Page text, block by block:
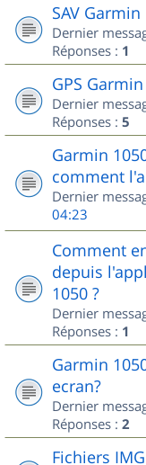
SAV Garmin
Dernier
Réponses : 1
GPS Garmin
Dernier
Réponses : 5
Garmin
comment
Dernier
04:23
Comment
depuis
1050 ?
Dernier
Réponses : 1
Garmin
ecran?
Dernier
Réponses : 2
Fichiers